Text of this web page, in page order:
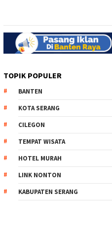
TOPIK POPULER
BANTEN
KOTA SERANG
CILEGON
TEMPAT WISATA
HOTEL MURAH
LINK NONTON
KABUPATEN SERANG